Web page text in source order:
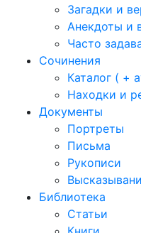
Загадки и
Анекдоты и
Часто
Сочинения
Каталог ( +
Находки и
Документы
Портреты
Письма
Рукописи
Библиотека
Статьи